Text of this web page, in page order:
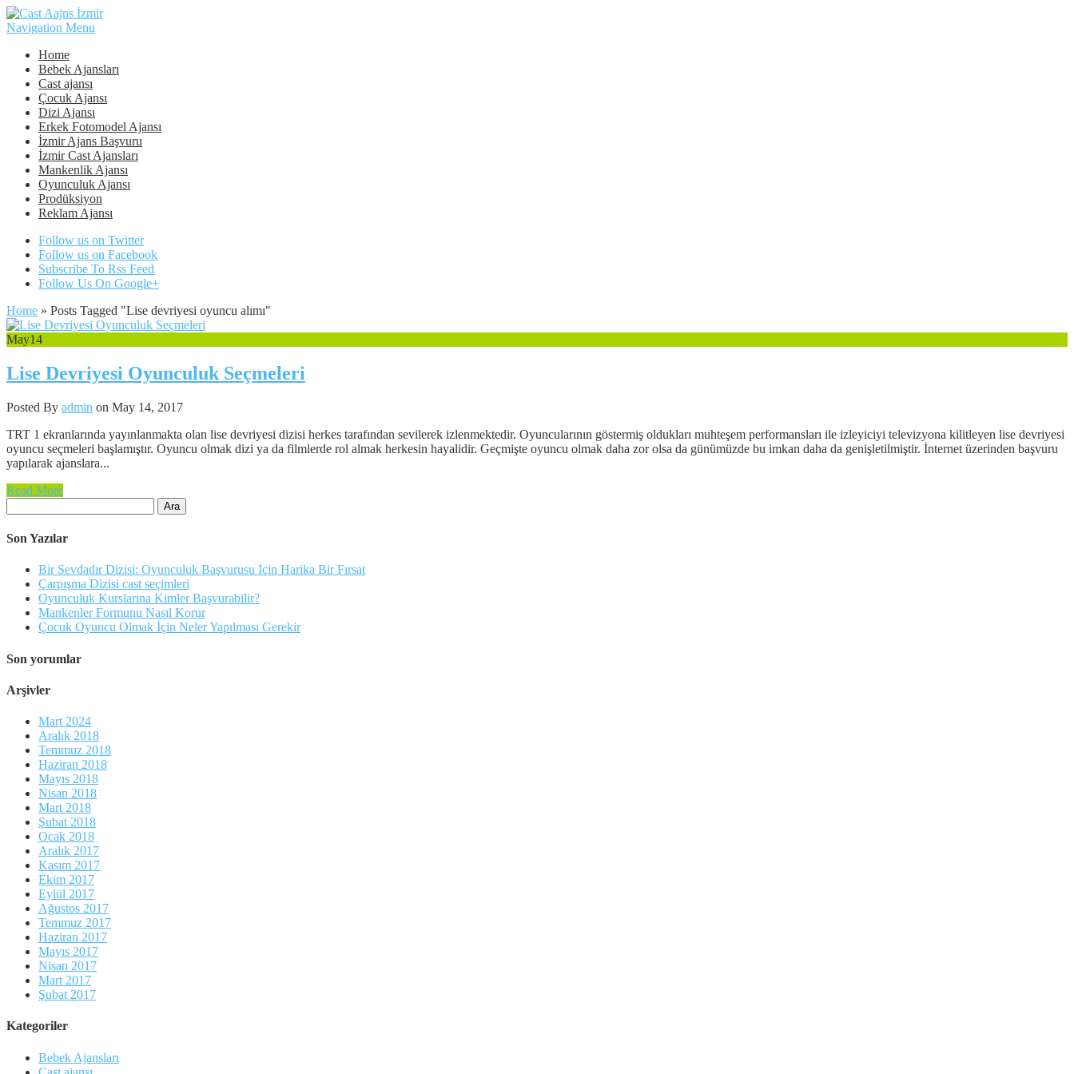
Navigation Menu
Home
Bebek Ajansları
Cast ajansı
Çocuk Ajansı
Dizi Ajansı
Erkek Fotomodel Ajansı
İzmir Ajans Başvuru
İzmir Cast Ajansları
Mankenlik Ajansı
Oyunculuk Ajansı
Prodüksiyon
Reklam Ajansı
Follow us on Twitter
Follow us on Facebook
Subscribe To Rss Feed
Follow Us On Google+
Home » Posts Tagged "Lise devriyesi oyuncu alımı"
May14
Lise Devriyesi Oyunculuk Seçmeleri
Posted By admin on May 14, 2017
TRT 1 ekranlarında yayınlanmakta olan lise devriyesi dizisi herkes tarafından sevilerek izlenmektedir. Oyuncularının göstermiş oldukları muhteşem performansları ile izleyiciyi televizyona kilitleyen lise devriyesi
oyuncu seçmeleri başlamıştır. Oyuncu olmak dizi ya da filmlerde rol almak herkesin hayalidir. Geçmişte oyuncu olmak daha zor olsa da günümüzde bu imkan daha da genişletilmiştir. İnternet üzerinden başvuru
yapılarak ajanslara...
Read More
Son Yazılar
Bir Sevdadır Dizisi: Oyunculuk Başvurusu İçin Harika Bir Fırsat
Çarpışma Dizisi cast seçimleri
Oyunculuk Kurslarına Kimler Başvurabilir?
Mankenler Formunu Nasıl Korur
Çocuk Oyuncu Olmak İçin Neler Yapılması Gerekir
Son yorumlar
Arşivler
Mart 2024
Aralık 2018
Temmuz 2018
Haziran 2018
Mayıs 2018
Nisan 2018
Mart 2018
Şubat 2018
Ocak 2018
Aralık 2017
Kasım 2017
Ekim 2017
Eylül 2017
Ağustos 2017
Temmuz 2017
Haziran 2017
Mayıs 2017
Nisan 2017
Mart 2017
Şubat 2017
Kategoriler
Bebek Ajansları